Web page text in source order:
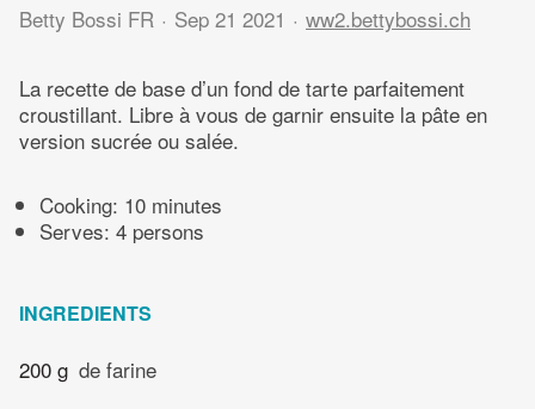
Betty Bossi FR Sep 21 2021 ww2.bettybossi.ch
La recette de base d’un fond de tarte parfaitement
croustillant. Libre à vous de garnir ensuite la pâte en
version sucrée ou salée.
Cooking: 10 minutes
Serves: 4 persons
INGREDIENTS
200 g de farine